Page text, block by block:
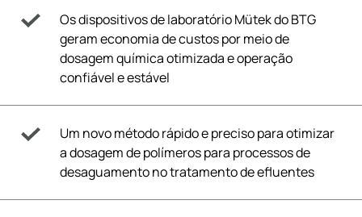
Os dispositivos de laboratório Mütek do BTG
geram economia de custos por meio de
dosagem química otimizada e operação
confiável e estável
Um novo método rápido e preciso para otimizar
a dosagem de polímeros para processos de
desaguamento no tratamento de efluentes